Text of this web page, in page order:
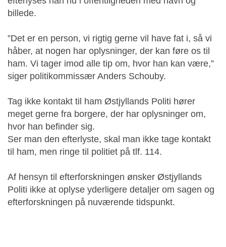
billede.
”Det er en person, vi rigtig gerne vil have fat i, så vi
håber, at nogen har oplysninger, der kan føre os til
ham. Vi tager imod alle tip om, hvor han kan være,”
siger politikommissær Anders Schouby.
Tag ikke kontakt til ham Østjyllands Politi hører
meget gerne fra borgere, der har oplysninger om,
hvor han befinder sig.
Ser man den efterlyste, skal man ikke tage kontakt
til ham, men ringe til politiet på tlf. 114.
Af hensyn til efterforskningen ønsker Østjyllands
Politi ikke at oplyse yderligere detaljer om sagen og
efterforskningen på nuværende tidspunkt.